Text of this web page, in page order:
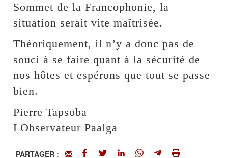
Sommet de la Francophonie, la
situation serait vite maîtrisée.
Théoriquement, il n’y a donc pas de
souci à se faire quant à la sécurité de
nos hôtes et espérons que tout se passe
bien.
Pierre Tapsoba
LObservateur Paalga
PARTAGER :